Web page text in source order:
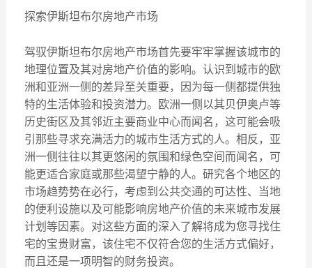
探索伊斯坦布尔房地产市场
驾驭伊斯坦布尔房地产市场首先要牢牢掌握该城市的
地理位置及其对房地产价值的影响。认识到城市的欧
洲和亚洲一侧的差异至关重要，因为每一侧都提供独
特的生活体验和投资潜力。欧洲一侧以其贝伊奥卢等
历史街区及其邻近主要商业中心而闻名，这可能会吸
引那些寻求充满活力的城市生活方式的人。相反，亚
洲一侧往往以其更悠闲的氛围和绿色空间而闻名，可
能更适合家庭或那些渴望宁静的人。研究各个地区的
市场趋势势在必行，考虑到公共交通的可达性、当地
的便利设施以及可能影响房地产价值的未来城市发展
计划等因素。对这些方面的深入了解将成为您寻找住
宅的宝贵财富，该住宅不仅符合您的生活方式偏好，
而且还是一项明智的财务投资。